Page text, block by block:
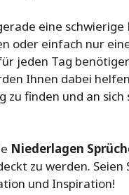
eine schwierige
oder einfach nur
jeden Tag
Ihnen dabei
zu finden und an sich
Niederlagen
zu werden. Seien
und Inspiration!